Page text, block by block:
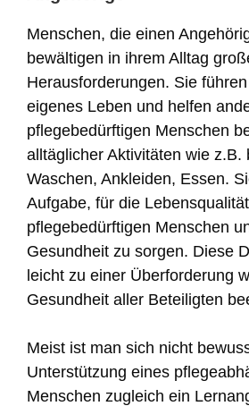
Menschen, die einen
bewältigen in ihrem Alltag
Herausforderungen. Sie
eigenes Leben und helfen
pflegebedürftigen Menschen
alltäglicher Aktivitäten wie z.B.
Waschen, Ankleiden, Essen.
Aufgabe, für die
pflegebedürftigen Menschen
Gesundheit zu sorgen. Diese
leicht zu einer Überforderung
Gesundheit aller Beteiligten
Meist ist man sich nicht
Unterstützung eines
Menschen zugleich ein